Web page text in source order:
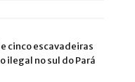
cinco escavadeiras
ilegal no sul do Pará